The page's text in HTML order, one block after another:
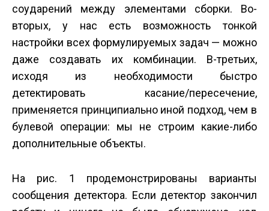
соударений между элементами сборки. Во-
вторых, у нас есть возможность тонкой
настройки всех формулируемых задач — можно
даже создавать их комбинации. В-третьих,
исходя из необходимости быстро
детектировать касание/пересечение,
применяется принципиально иной подход, чем в
булевой операции: мы не строим какие-либо
дополнительные объекты.
На рис. 1 продемонстрированы варианты
сообщения детектора. Если детектор закончил